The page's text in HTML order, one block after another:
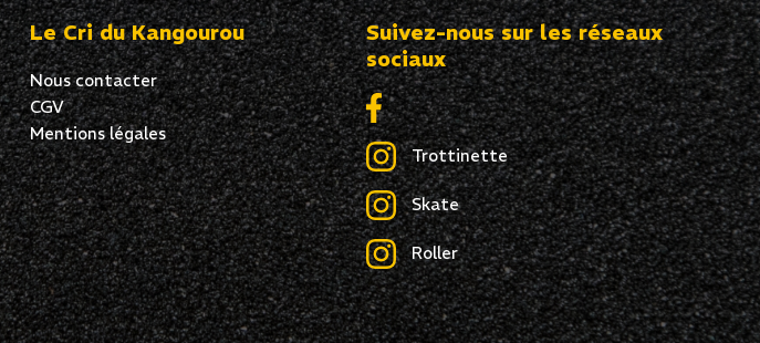
Le Cri du Kangourou
Nous contacter
CGV
Mentions légales
Suivez-nous sur les réseaux
sociaux
Trottinette
Skate
Roller